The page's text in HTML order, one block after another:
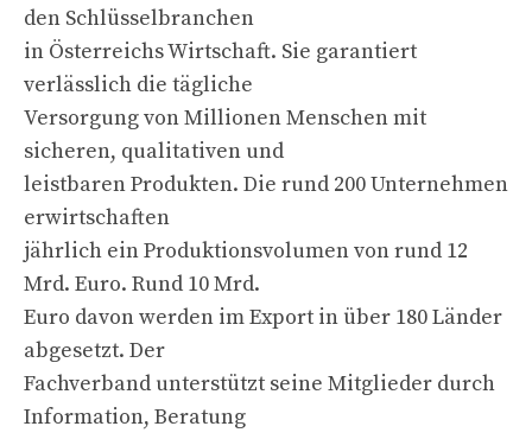
den Schlüsselbranchen
in Österreichs Wirtschaft. Sie garantiert
verlässlich die tägliche
Versorgung von Millionen Menschen mit
sicheren, qualitativen und
leistbaren Produkten. Die rund 200 Unternehmen
erwirtschaften
jährlich ein Produktionsvolumen von rund 12
Mrd. Euro. Rund 10 Mrd.
Euro davon werden im Export in über 180 Länder
abgesetzt. Der
Fachverband unterstützt seine Mitglieder durch
Information, Beratung